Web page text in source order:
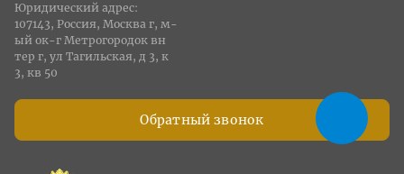
Обратный звонок
Юридический адрес:
107143, Россия, Москва г, м-
ый ок-г Метрогородок вн
тер г, ул Тагильская, д 3, к
3, кв 50